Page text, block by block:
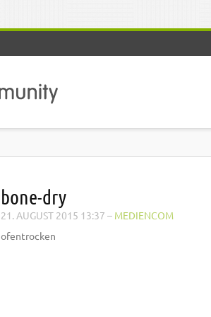
bone-dry
21. AUGUST 2015 13:37 – MEDIENCOM
ofentrocken